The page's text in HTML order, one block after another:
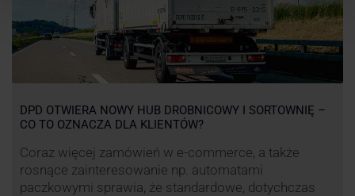
DPD OTWIERA NOWY HUB DROBNICOWY I SORTOWNIĘ –
CO TO OZNACZA DLA KLIENTÓW?
Coraz więcej zamówień w e-commerce, a także
rosnące zainteresowanie np. automatami
paczkowymi sprawia, że standardowe, dotychczas